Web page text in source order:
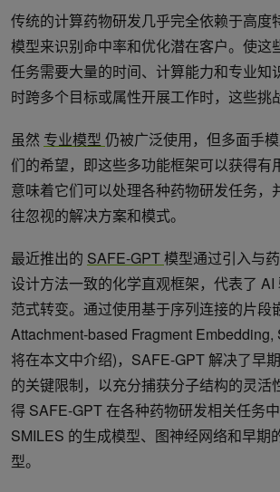
传统的计算药物研发几乎完全依赖于高度
模型来识别命中率和优化潜在客户。使这
任务需要大量的时间、计算能力和专业知
时跨多个目标或属性开展工作时，这些挑
虽然 专业模型 仍被广泛使用，但多面手
们的希望，即这些多功能框架可以获得有
意味着它们可以处理各种药物研发任务，
往忽视的解决方案和模式。
最近推出的 SAFE-GPT模型通过引入与
设计方法一致的化学直观框架，代表了
范式转变。通过使用基于序列连接的片段
Attachment-based Fragment
将在本文中介绍)，SAFE-GPT 解决了早
的关键限制，以充分捕获分子结构的灵活
得 SAFE-GPT 在各种药物研发相关任务
SMILES 的生成模型、图神经网络和早期
型。